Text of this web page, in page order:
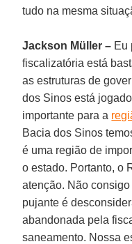
tudo na mesma
Jackson Müller – Eu
fiscalizatória está
as estruturas de
dos Sinos está
importante para a
Bacia dos Sinos
é uma região de
o estado. Portanto, o
atenção. Não
pujante é
abandonada pela
saneamento. Nossa